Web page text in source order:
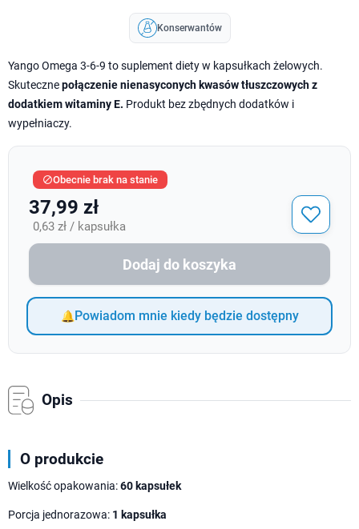
Konserwantów
Yango Omega 3-6-9 to suplement diety w kapsułkach żelowych.
Skutecznepołączenie nienasyconych kwasów tłuszczowychz
dodatkiem witaminy E. Produkt bez zbędnych dodatków i
wypełniaczy.
Obecnie brak na stanie
37,99 zł
0,63 zł / kapsułka
Dodaj do koszyka
Powiadom mnie kiedy będzie dostępny
Opis
O produkcie
Wielkość opakowania:60 kapsułek
Porcja jednorazowa: 1 kapsułka